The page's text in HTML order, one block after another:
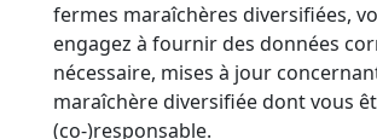
fermes maraîchères diversifiées,
engagez à fournir des données
nécessaire, mises à jour
maraîchère diversifiée dont vous
(co-)responsable.